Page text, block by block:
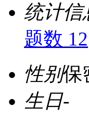
统计信
题数 12
性别保
生日-